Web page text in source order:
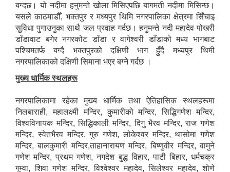
बग्दछ। यो नदीमा हनुमन्ते खोला मिसिएपछि बागमती नदीमा मिसिन्छ।
यसले काठमाडौँ, भक्तपुर र मध्यपुर थिमि नगरपालिका क्षेत्रमा सिँचाइ
सुविधा पुगाउनुका साथै जल प्रवाह गर्दछ। हनुमन्ते नदी महादेव पोखरी
डाँडावाट बगेर नगरकोट डाँडा र वागेश्वरी डाँडाको मध्य भागबाट
पश्चिमतर्फ बग्दै भक्तपुरको दक्षिणी भाग हुँदै मध्यपुर थिमी
नगरपालिकाको दक्षिणी सिमाना भएर बग्ने गर्दछ ।
मुख्य धार्मिक स्थलहरू
नगरपालिकामा रहेका मुख्य धार्मिक तथा ऐतिहासिक स्थलहरूमा
निलबाराही, महालक्ष्मी मन्दिर, कुमारीको मन्दिर, सिद्धिगणेश मन्दिर,
विश्वविनायक मन्दिर, सिद्धिकाली मन्दिर, दिगु भैरव मन्दिर, राज गणेश
मन्दिर, स्वेतभैरव मन्दिर, गुरु गणेश, लोकेश्वर मन्दिर, थासोमा गणेश
मन्दिर, बालकुमारी मन्दिर,ताहानारायण मन्दिर, बिष्णुवीर मन्दिर, वामुने
गणेश मन्दिर, प्रथम गणेश, नगदेश बुद्ध विहार, पाटी बिहार, धर्मचक्र
गुम्वा, शिवा गणेश मन्दिर, विश्वेश्वर महादेव, सिलेश्वर महादेव, शोणे